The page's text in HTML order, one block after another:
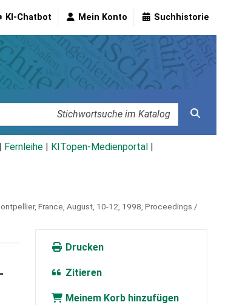
KI-Chatbot Mein Konto Suchhistorie
Fernleihe KITopen-Medienportal
France, August, 10-12, 1998, Proceedings /
Drucken
Zitieren
Meinem Korb hinzufügen